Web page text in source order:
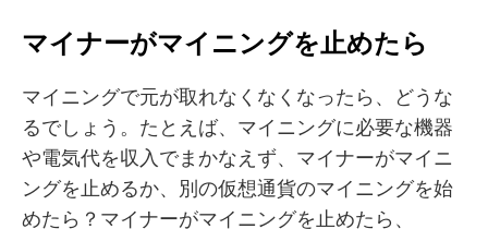
マイナーがマイニングを止めたら
マイニングで元が取れなくなくなったら、どうな
るでしょう。たとえば、マイニングに必要な機器
や電気代を収入でまかなえず、マイナーがマイニ
ングを止めるか、別の仮想通貨のマイニングを始
めたら？マイナーがマイニングを止めたら、